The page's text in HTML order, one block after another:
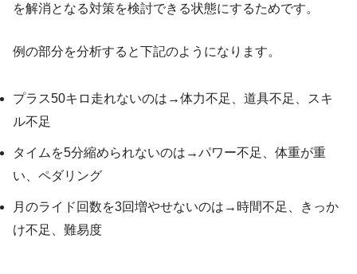
を解消となる対策を検討できる状態にするためです。
例の部分を分析すると下記のようになります。
プラス50キロ走れないのは→体力不足、道具不足、スキ
ル不足
タイムを5分縮められないのは→パワー不足、体重が重
い、ペダリング
月のライド回数を3回増やせないのは→時間不足、きっか
け不足、難易度